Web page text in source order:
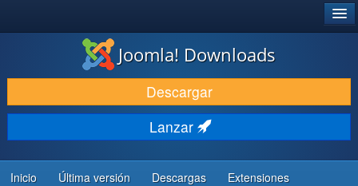
DESCARGAR
DESCUBRE Y APRENDE
COMUNIDAD Y AYUDA
RECURSOS PARA DESARROLLADORES
Joomla! Downloads
Descargar
Lanzar
Inicio Última versión Descargas Extensiones